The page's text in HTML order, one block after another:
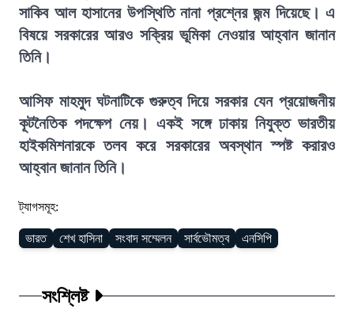
সাকিব আল হাসানের উপস্থিতি নানা প্রশ্নের জন্ম দিয়েছে। এ
বিষয়ে সরকারের আরও সক্রিয় ভূমিকা নেওয়ার আহ্বান জানান
তিনি।
আসিফ মাহমুদ ঘটনাটিকে গুরুত্ব দিয়ে সরকার যেন প্রয়োজনীয়
কূটনৈতিক পদক্ষেপ নেয়। একই সঙ্গে ঢাকায় নিযুক্ত ভারতীয়
হাইকমিশনারকে তলব করে সরকারের অবস্থান স্পষ্ট করারও
আহ্বান জানান তিনি।
ট্যাগসমূহ:
ভারত শেখ হাসিনা সংবাদ সম্মেলন সার্বভৌমত্ব এনসিপি
সংশ্লিষ্ট